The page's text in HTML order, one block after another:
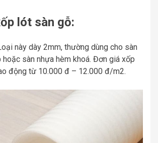
lót sàn gỗ:
này dày 2mm, thường dùng cho sàn
hoặc sàn nhựa hèm khoá. Đơn giá xốp
động từ 10.000 đ – 12.000 đ/m2.